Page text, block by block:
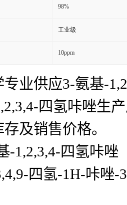
98%
工业级
10ppm
业供应3-氨基-
四氢咔唑生
及销售价格。
-1,2,3,4-四氢咔唑
四氢-1H-咔唑